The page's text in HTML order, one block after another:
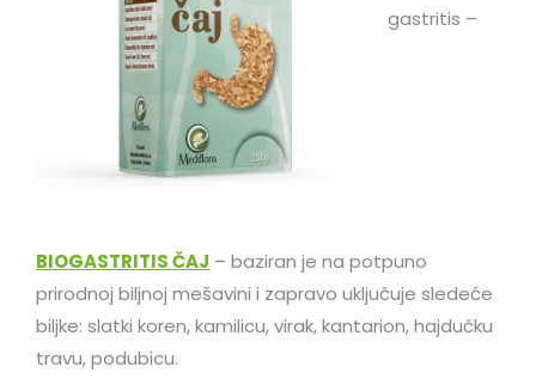
gastritis –
BIOGASTRITIS ČAJ – baziran je na potpuno
prirodnoj biljnoj mešavini i zapravo uključuje sledeće
biljke: slatki koren, kamilicu, virak, kantarion, hajdučku
travu, podubicu.